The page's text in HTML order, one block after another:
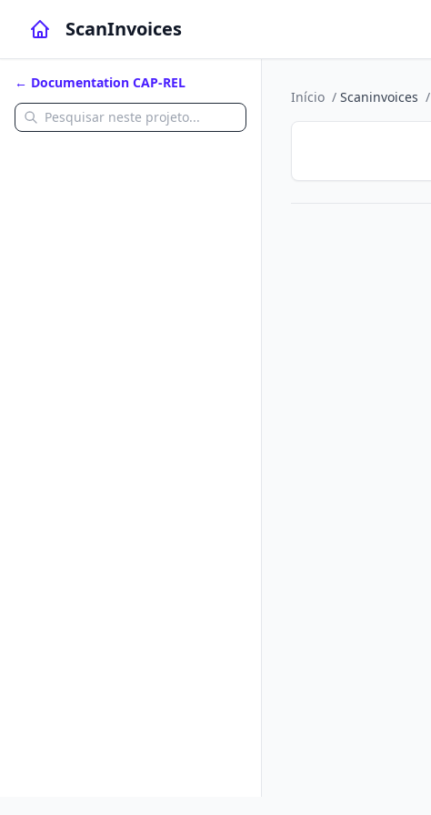
ScanInvoices
← Documentation CAP-REL
Início / Scaninvoices /